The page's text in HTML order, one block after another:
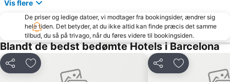
Barcelona Sants Metro Station
Barcelona universitet
Estadio Cornellà-El Prat
Estació de Plaça Catalunya
El Poble-sec
Diagonal Mar i el Front Marítim del Poblenou
Barcelona Shopping Line
Barrio de Les Corts
Rambla del Poblenou
Parc del Fórum
Vis flere
De priser og ledige datoer, vi modtager fra bookingsider, ændrer sig
hele tiden. Det betyder, at du ikke altid kan finde præcis det samme
tilbud, du så på trivago, når du føres videre til bookingsiden.
Blandt de bedst bedømte Hotels i Barcelona
Del Føj til favoritter Del Føj til